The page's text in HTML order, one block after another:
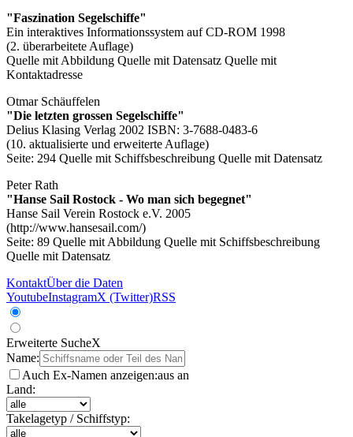
"Faszination Segelschiffe"
Ein interaktives Informationssystem auf CD-ROM 1998
(2. überarbeitete Auflage)
Quelle mit Abbildung Quelle mit Datensatz Quelle mit
Kontaktadresse
Otmar Schäuffelen
"Die letzten grossen Segelschiffe"
Delius Klasing Verlag 2002 ISBN: 3-7688-0483-6
(10. aktualisierte und erweiterte Auflage)
Seite: 294 Quelle mit Schiffsbeschreibung Quelle mit Datensatz
Peter Rath
"Hanse Sail Rostock - Wo man sich begegnet"
Hanse Sail Verein Rostock e.V. 2005
(http://www.hansesail.com/)
Seite: 89 Quelle mit Abbildung Quelle mit Schiffsbeschreibung
Quelle mit Datensatz
KontaktÜber die Daten
YoutubeInstagramX (Twitter)RSS
Erweiterte SucheX
Name:
Auch Ex-Namen anzeigen:aus an
Land:
Takelagetyp / Schiffstyp: